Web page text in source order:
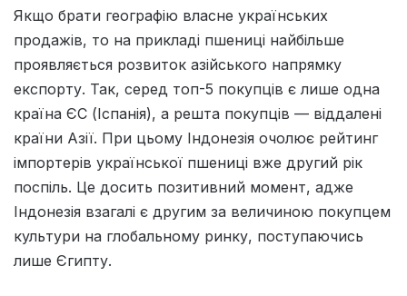
Якщо брати географію власне українських
продажів, то на прикладі пшениці найбільше
проявляється розвиток азійського напрямку
експорту. Так, серед топ-5 покупців є лише одна
країна ЄС (Іспанія), а решта покупців — віддалені
країни Азії. При цьому Індонезія очолює рейтинг
імпортерів української пшениці вже другий рік
поспіль. Це досить позитивний момент, адже
Індонезія взагалі є другим за величиною покупцем
культури на глобальному ринку, поступаючись
лише Єгипту.